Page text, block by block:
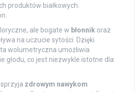
produktów białkowych.
ale bogate w błonnik oraz
na uczucie sytości. Dzięki
wolumetryczna umożliwia
głodu, co jest niezwykle istotne dla
zdrowym nawykom